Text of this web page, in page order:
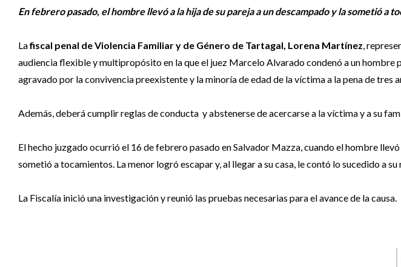
En febrero pasado, el hombre llevó a la hija de su pareja a un descampado y la sometió a
Lafiscal penal de Violencia Familiar y de Género de Tartagal, Lorena Martínez ,
audiencia flexible y multipropósito en la que el juez Marcelo Alvarado condenó a un hombre
agravado por la convivencia preexistente y la minoría de edad de la víctima a la pena de tres
Además, deberá cumplir reglas de conducta y abstenerse de acercarse a la víctima y a su
El hecho juzgado ocurrió el 16 de febrero pasado en Salvador Mazza, cuando el hombre llevó
sometió a tocamientos. La menor logró escapar y, al llegar a su casa, le contó lo sucedido a su
La Fiscalía inició una investigación y reunió las pruebas necesarias para el avance de la causa.